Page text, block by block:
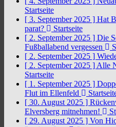
Startseite
[ 3. September 2025 ] Hat
parat?
Startseite
[ 2. September 2025 ] Die
Fußballabend vergessen
[ 2. September 2025 ]
[ 2. September 2025 ] Alle
Startseite
[ 1. September 2025 ]
Flut im Ellenfeld
[ 30. August 2025 ]
Elversberg mitnehmen!
[ 29. August 2025 ] Von